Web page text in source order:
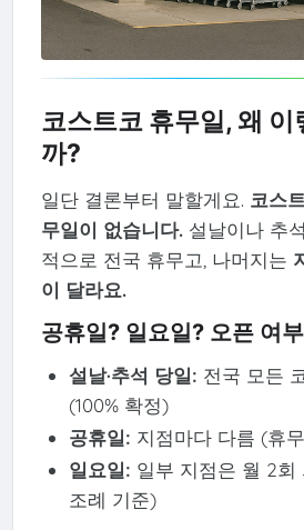
코스트코 휴무일, 왜 이
까?
일단 결론부터 말할게요. 코스
무일이 없습니다.설날이나 추
적으로 전국 휴무고, 나머지는
이 달라요.
공휴일? 일요일? 오픈 여
설날·추석 당일: 전국 모든
(100% 확정)
공휴일: 지점마다 다름 (휴
일요일: 일부 지점은 월 2회
조례 기준)